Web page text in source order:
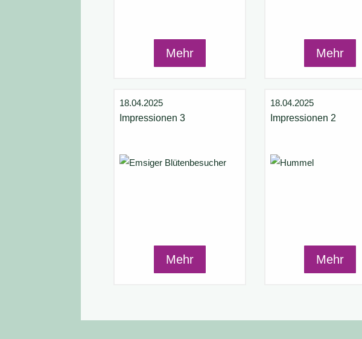
Mehr Mehr
18.04.2025
Impressionen 3
Mehr
18.04.2025
Impressionen 2
Mehr